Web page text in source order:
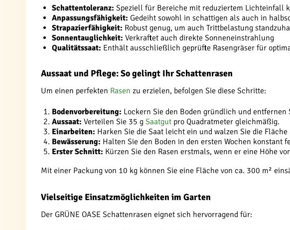
Schattentoleranz: Speziell für Bereiche mit reduziertem Lichteinfall
Anpassungsfähigkeit: Gedeiht sowohl in schattigen als auch in
Strapazierfähigkeit: Robust genug, um auch Trittbelastung
Sonnentauglichkeit: Verkraftet auch direkte Sonneneinstrahlung
Qualitätssaat: Enthält ausschließlich geprüfte Rasengräser für
Aussaat und Pflege: So gelingt Ihr Schattenrasen
Um einen perfekten Rasen zu erzielen, befolgen Sie diese Schritte:
Bodenvorbereitung: Lockern Sie den Boden gründlich und entfernen
Aussaat: Verteilen Sie 35 g Saatgut pro Quadratmeter gleichmäßig.
Einarbeiten: Harken Sie die Saat leicht ein und walzen Sie die
Bewässerung: Halten Sie den Boden in den ersten Wochen konstant
Erster Schnitt: Kürzen Sie den Rasen erstmals, wenn er eine Höhe
Mit einer Packung von 10 kg können Sie eine Fläche von ca. 300 m²
Vielseitige Einsatzmöglichkeiten im Garten
Der GRÜNE OASE Schattenrasen eignet sich hervorragend für: